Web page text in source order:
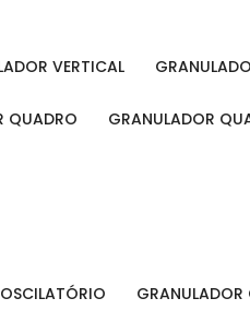
VERTICAL
QUADRO GRANULADOR
OSCILATÓRIO